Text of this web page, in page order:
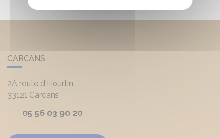
CARCANS
2A route d'Hourtin
33121 Carcans
05 56 03 90 20